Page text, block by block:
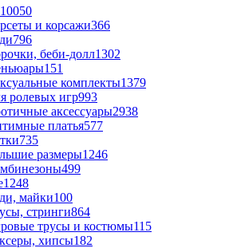
10050
и корсажи366
796
беби-долл1302
151
комплекты1379
ролевых игр993
аксессуары2938
платья577
735
размеры1246
499
1248
майки100
стринги864
трусы и костюмы115
хипсы182